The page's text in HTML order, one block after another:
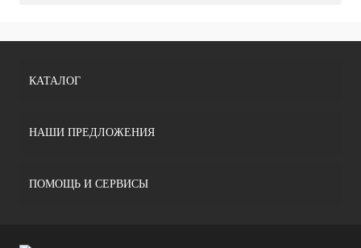
КАТАЛОГ
НАШИ ПРЕДЛОЖЕНИЯ
ПОМОЩЬ И СЕРВИСЫ